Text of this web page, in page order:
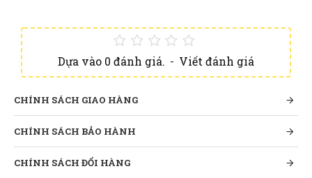
Dựa vào 0 đánh giá. - Viết đánh giá
CHÍNH SÁCH GIAO HÀNG
CHÍNH SÁCH BẢO HÀNH
CHÍNH SÁCH ĐỔI HÀNG